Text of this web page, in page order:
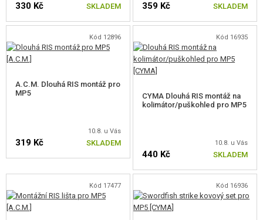
MASKOVÁNÍ, BARVY, PÁSKY
VYSÍLAČKY, HEADSETY, KAMERY
DOPLŇKY KE ZBRANÍM, POPRUHY
RUKOJETI NA PŘEDPAŽBÍ
TLUMIČE, KONCOVKY, REDUKCE
LASERY, SVÍTILNY
KOLIMÁTORY, PUŠKOHLEDY, DALEKOHLEDY
MONTÁŽE, LIŠTY
330 Kč SKLADEM 359 Kč SKLADEM
Kód 12896
A.C.M. Dlouhá RIS montáž pro
MP5
10.8. u Vás
319 Kč SKLADEM
Kód 16935
CYMA Dlouhá RIS montáž na
kolimátor/puškohled pro MP5
10.8. u Vás
440 Kč SKLADEM
Kód 17477 Kód 16936